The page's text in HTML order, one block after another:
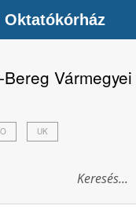
Vármegyei
UK
Oktatókórház